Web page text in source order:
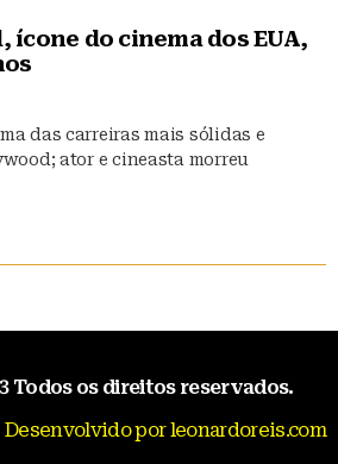
ícone do cinema dos EUA,
das carreiras mais sólidas e
ator e cineasta morreu
Todos os direitos reservados.
Desenvolvido por leonardoreis.com